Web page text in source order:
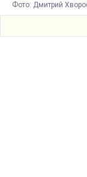
Фото: Дмитрий